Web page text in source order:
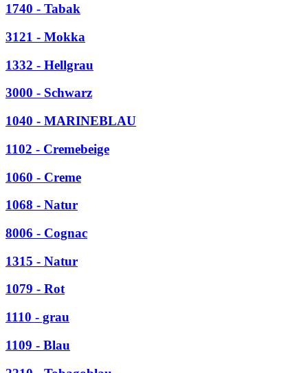
1740 - Tabak
3121 - Mokka
1332 - Hellgrau
3000 - Schwarz
1040 - MARINEBLAU
1102 - Cremebeige
1060 - Creme
1068 - Natur
8006 - Cognac
1315 - Natur
1079 - Rot
1110 - grau
1109 - Blau